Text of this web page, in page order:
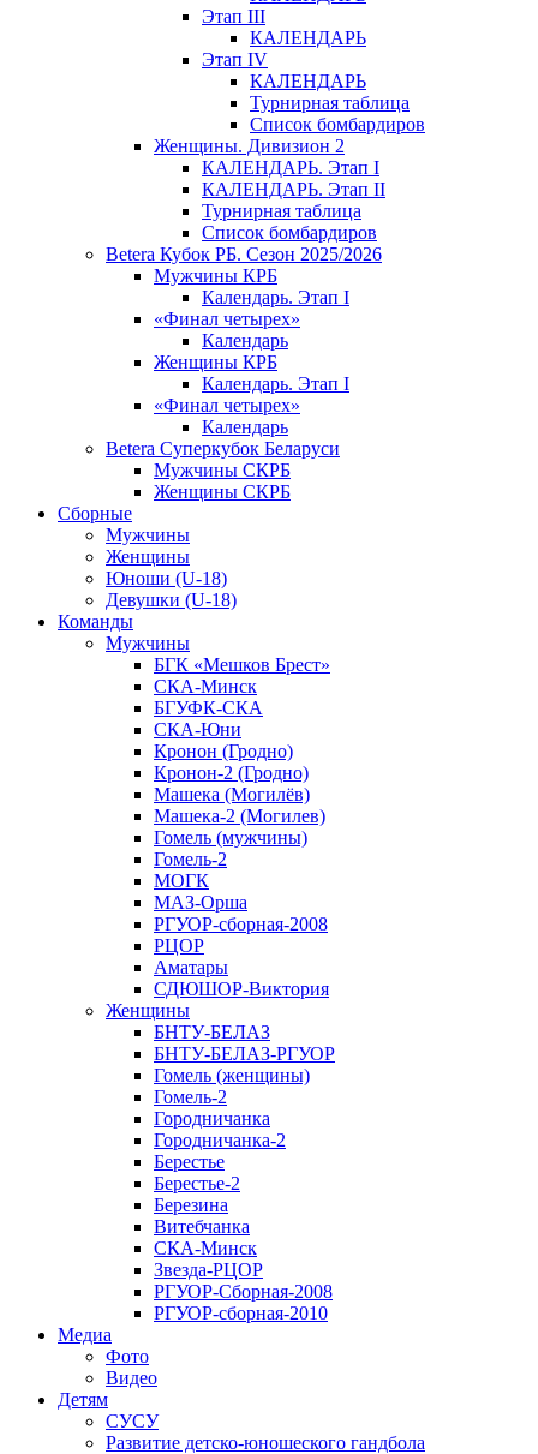
Этап III
КАЛЕНДАРЬ
Этап IV
КАЛЕНДАРЬ
Турнирная таблица
Список бомбардиров
Женщины. Дивизион 2
КАЛЕНДАРЬ. Этап I
КАЛЕНДАРЬ. Этап II
Турнирная таблица
Список бомбардиров
Betera Кубок РБ. Сезон 2025/2026
Мужчины КРБ
Календарь. Этап I
«Финал четырех»
Календарь
Женщины КРБ
Календарь. Этап I
«Финал четырех»
Календарь
Betera Суперкубок Беларуси
Мужчины СКРБ
Женщины СКРБ
Сборные
Мужчины
Женщины
Юноши (U-18)
Девушки (U-18)
Команды
Мужчины
БГК «Мешков Брест»
СКА-Минск
БГУФК-СКА
СКА-Юни
Кронон (Гродно)
Кронон-2 (Гродно)
Машека (Могилёв)
Машека-2 (Могилев)
Гомель (мужчины)
Гомель-2
МОГК
МАЗ-Орша
РГУОР-сборная-2008
РЦОР
Аматары
СДЮШОР-Виктория
Женщины
БНТУ-БЕЛАЗ
БНТУ-БЕЛАЗ-РГУОР
Гомель (женщины)
Гомель-2
Городничанка
Городничанка-2
Берестье
Берестье-2
Березина
Витебчанка
СКА-Минск
Звезда-РЦОР
РГУОР-Сборная-2008
РГУОР-сборная-2010
Медиа
Фото
Видео
Детям
СУСУ
Развитие детско-юношеского гандбола